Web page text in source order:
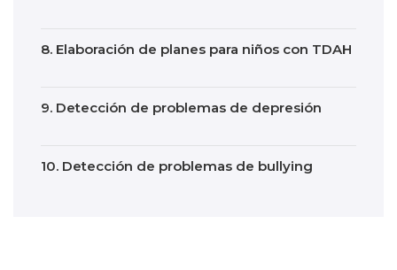
8. Elaboración de planes para niños con TDAH
9. Detección de problemas de depresión
10. Detección de problemas de bullying